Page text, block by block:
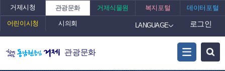
거제시청 관광문화 거제식물원 복지포털 데이터포털
어린이시청 시의회 LANGUAGE 로그인
관광문화